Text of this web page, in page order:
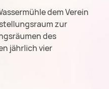
dem Verein
zur
des
jährlich vier